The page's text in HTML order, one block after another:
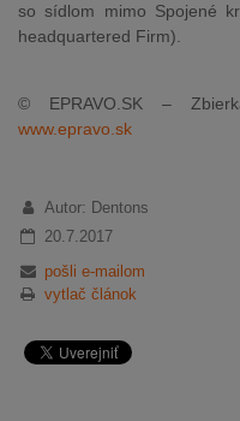
so sídlom mimo Spojené
headquartered Firm).
© EPRAVO.SK –
www.epravo.sk
Autor: Dentons
20.7.2017
pošli e-mailom
vytlač článok